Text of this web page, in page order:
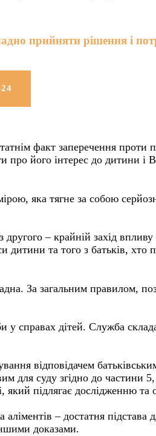
прийняти рішення і
факт заперечення проти
про його інтерес до дитини
яка тягне за собою
– крайній захід
дитини та того з батьків, хто
За загальним правилом,
у справах дітей. Служба
відповідачем
для суду згідно до
підлягає дослідженню та
– достатня підстава
доказами.